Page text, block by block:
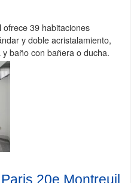
39 habitaciones
y doble acristalamiento,
baño con bañera o ducha.
20e Montreuil